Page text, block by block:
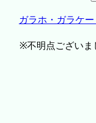
ガラホ・ガラケ
※不明点ございま